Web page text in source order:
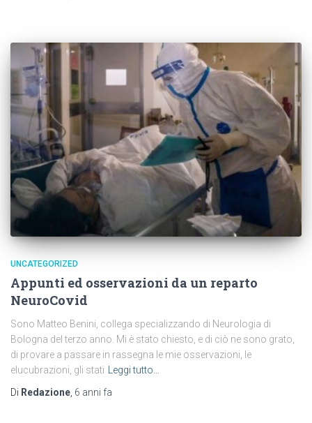
UNCATEGORIZED
Appunti ed osservazioni da un reparto
NeuroCovid
Sono Matteo Benini, collega specializzando di Neurologia di
Bologna del terzo anno. Mi è stato chiesto, e di ciò ne sono grato,
di provare a passare in rassegna le mie osservazioni, le
elucubrazioni, gli stati Leggi tutto…
Di Redazione, 6 anni fa